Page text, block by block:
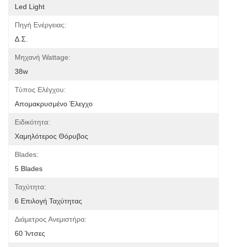
Led Light
Πηγή Ενέργειας:
Δ.Σ.
Μηχανή Wattage:
38w
Τύπος Ελέγχου:
Απομακρυσμένο Έλεγχο
Ειδικότητα:
Χαμηλότερος Θόρυβος
Blades:
5 Blades
Ταχύτητα:
6 Επιλογή Ταχύτητας
Διάμετρος Ανεμιστήρα:
60 Ίντσες